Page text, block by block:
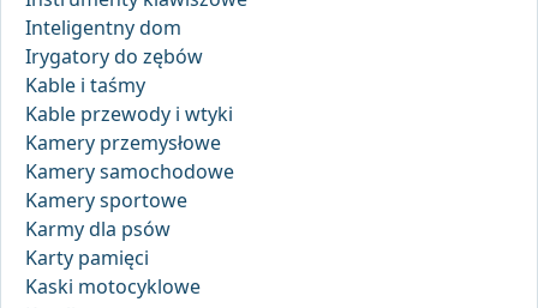
Inteligentny dom
Irygatory do zębów
Kable i taśmy
Kable przewody i wtyki
Kamery przemysłowe
Kamery samochodowe
Kamery sportowe
Karmy dla psów
Karty pamięci
Kaski motocyklowe